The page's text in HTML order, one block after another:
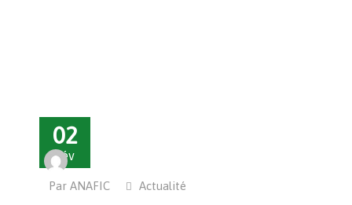
02
Fév
Par ANAFIC Actualité